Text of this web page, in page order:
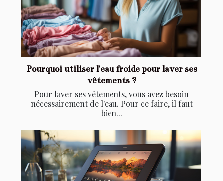
Pourquoi utiliser l'eau froide pour laver ses
vêtements ?
Pour laver ses vêtements, vous avez besoin
nécessairement de l'eau. Pour ce faire, il faut
bien...